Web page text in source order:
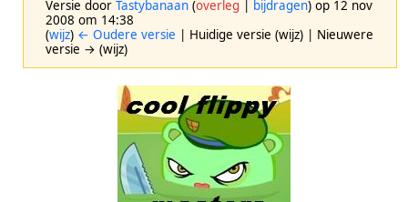
Versie doorTastybanaan (overleg | bijdragen) op 12 nov
2008 om 14:38
(wijz) ← Oudere versie | Huidige versie (wijz) | Nieuwere
versie → (wijz)